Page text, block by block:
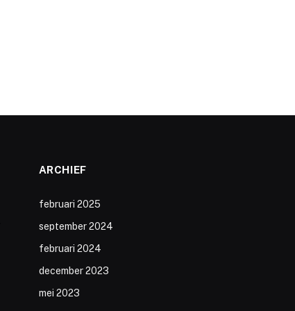
ARCHIEF
februari 2025
september 2024
februari 2024
december 2023
mei 2023